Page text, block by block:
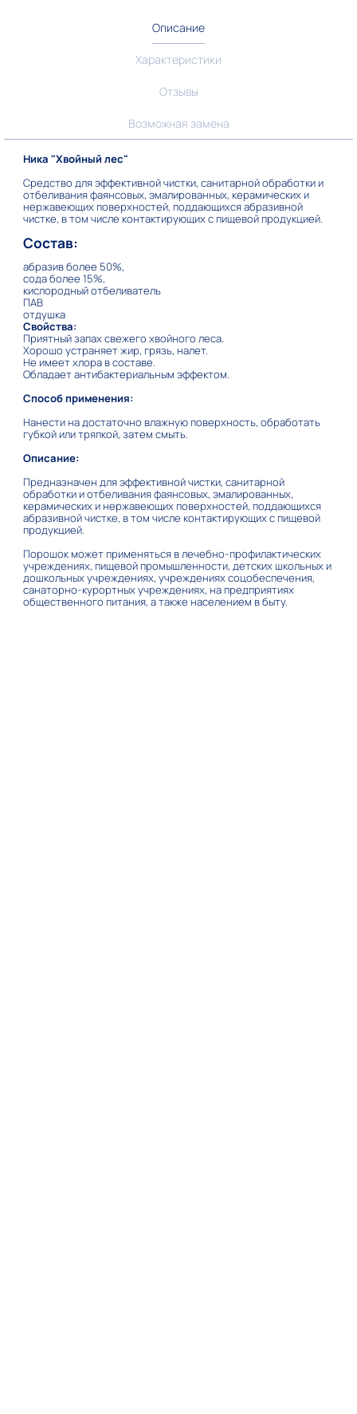
Описание
Характеристики
Отзывы
Возможная замена
Ника "Хвойный лес"
Средство для эффективной чистки, санитарной обработки и
отбеливания фаянсовых, эмалированных, керамических и
нержавеющих поверхностей, поддающихся абразивной
чистке, в том числе контактирующих с пищевой продукцией.
Состав:
абразив более 50%,
сода более 15%,
кислородный отбеливатель
ПАВ
отдушка
Свойства:
Приятный запах свежего хвойного леса.
Хорошо устраняет жир, грязь, налет.
Не имеет хлора в составе.
Обладает антибактериальным эффектом.
Способ применения:
Нанести на достаточно влажную поверхность, обработать
губкой или тряпкой, затем смыть.
Описание:
Предназначен для эффективной чистки, санитарной
обработки и отбеливания фаянсовых, эмалированных,
керамических и нержавеющих поверхностей, поддающихся
абразивной чистке, в том числе контактирующих с пищевой
продукцией.
Порошок может применяться в лечебно-профилактических
учреждениях, пищевой промышленности, детских школьных и
дошкольных учреждениях, учреждениях соцобеспечения,
санаторно-курортных учреждениях, на предприятиях
общественного питания, а также населением в быту.